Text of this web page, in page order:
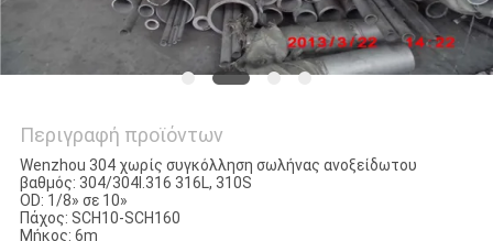
Περιγραφή προϊόντων
Wenzhou 304 χωρίς συγκόλληση σωλήνας ανοξείδωτου
βαθμός: 304/304l.316 316L, 310S
OD: 1/8» σε 10»
Πάχος: SCH10-SCH160
Μήκος: 6m